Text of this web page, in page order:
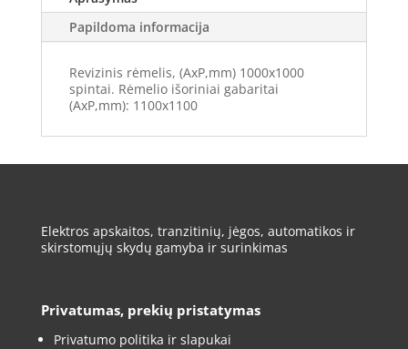
Papildoma informacija
Revizinis rėmelis, (AxP,mm) 1000x1000
spintai. Rėmelio išoriniai gabaritai
(AxP,mm): 1100x1100
Elektros apskaitos, tranzitinių, jėgos, automatikos ir
skirstomųjų skydų gamyba ir surinkimas
Privatumas, prekių pristatymas
Privatumo politika ir slapukai